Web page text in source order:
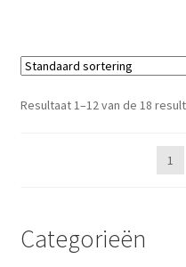
Resultaat 1–12 van de 18
1
Categorieën